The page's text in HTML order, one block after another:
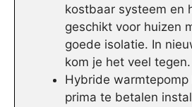
kostbaar systeem en
geschikt voor huizen
goede isolatie. In
kom je het veel tegen.
Hybride warmtepomp
prima te betalen